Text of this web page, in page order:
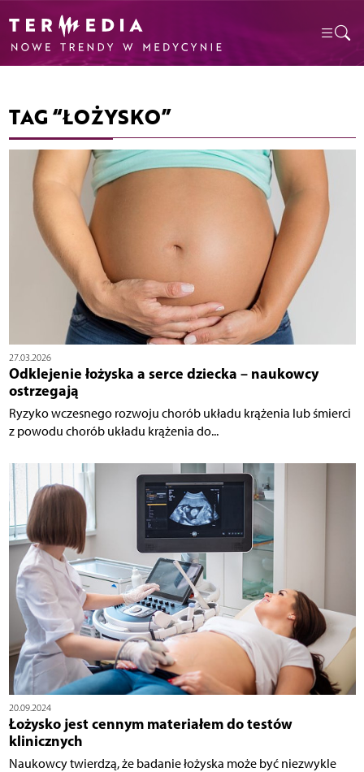
TAG “ŁOŻYSKO”
27.03.2026
Odklejenie łożyska a serce dziecka – naukowcy
ostrzegają
Ryzyko wczesnego rozwoju chorób układu krążenia lub śmierci
z powodu chorób układu krążenia do...
20.09.2024
Łożysko jest cennym materiałem do testów
klinicznych
Naukowcy twierdzą, że badanie łożyska może być niezwykle